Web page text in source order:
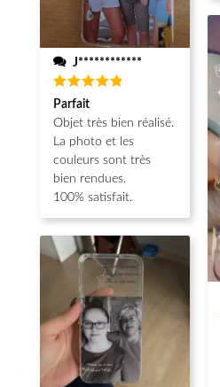
J************
Note5
sur 5
Parfait
Objet très bien réalisé.
La photo et les
couleurs sont très
bien rendues.
100% satisfait.